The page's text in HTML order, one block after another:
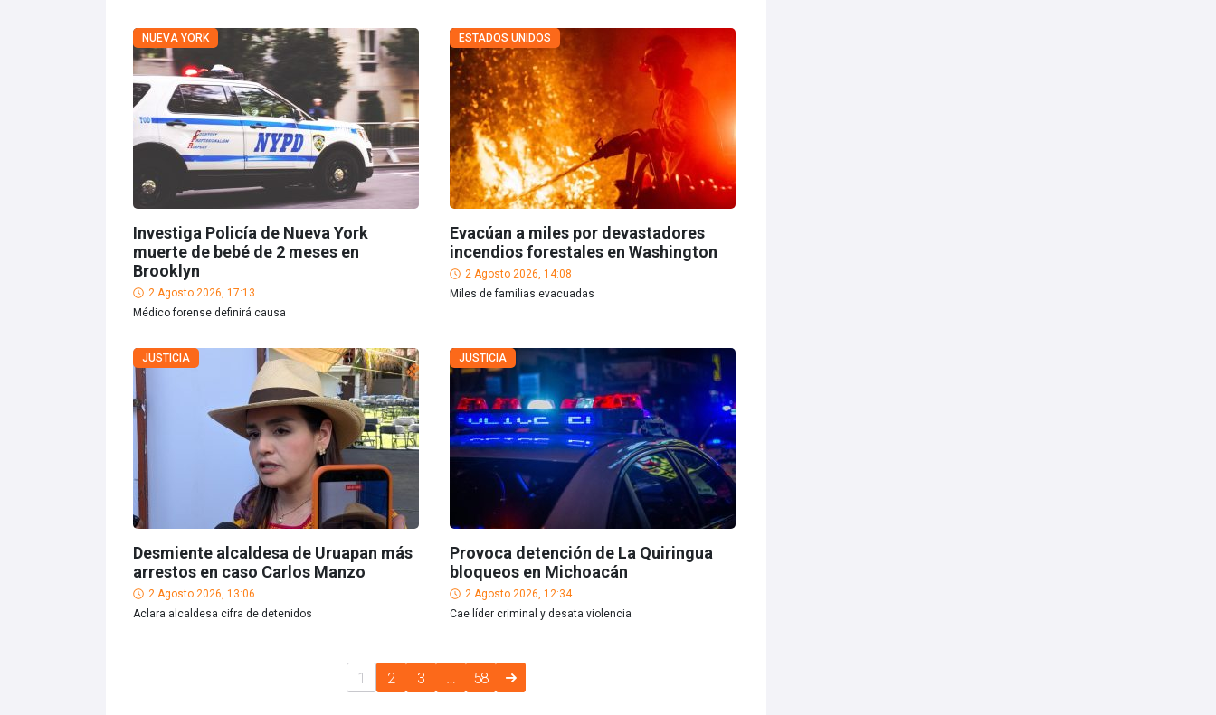
NUEVA YORK
Investiga Policía de Nueva York
muerte de bebé de 2 meses en
Brooklyn
2 Agosto 2026, 17:13
Médico forense definirá causa
ESTADOS UNIDOS
Evacúan a miles por devastadores
incendios forestales en Washington
2 Agosto 2026, 14:08
Miles de familias evacuadas
JUSTICIA
Desmiente alcaldesa de Uruapan más
arrestos en caso Carlos Manzo
2 Agosto 2026, 13:06
Aclara alcaldesa cifra de detenidos
JUSTICIA
Provoca detención de La Quiringua
bloqueos en Michoacán
2 Agosto 2026, 12:34
Cae líder criminal y desata violencia
1 2 3 58